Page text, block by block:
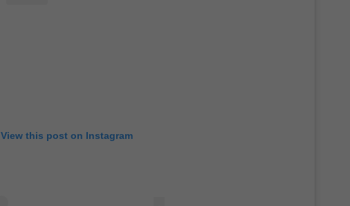
View this post on Instagram